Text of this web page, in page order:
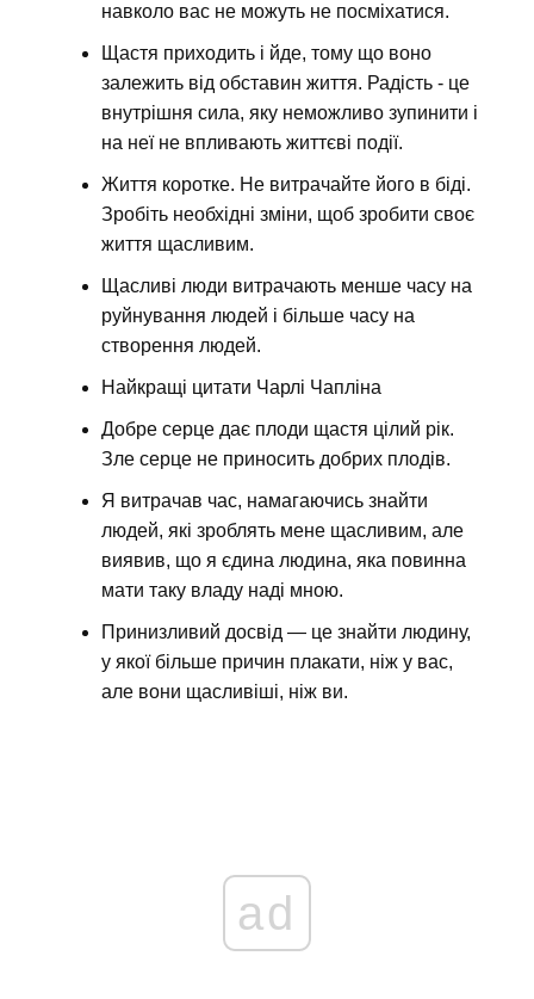
навколо вас не можуть не посміхатися.
Щастя приходить і йде, тому що воно
залежить від обставин життя. Радість - це
внутрішня сила, яку неможливо зупинити і
на неї не впливають життєві події.
Життя коротке. Не витрачайте його в біді.
Зробіть необхідні зміни, щоб зробити своє
життя щасливим.
Щасливі люди витрачають менше часу на
руйнування людей і більше часу на
створення людей.
Найкращі цитати Чарлі Чапліна
Добре серце дає плоди щастя цілий рік.
Зле серце не приносить добрих плодів.
Я витрачав час, намагаючись знайти
людей, які зроблять мене щасливим, але
виявив, що я єдина людина, яка повинна
мати таку владу наді мною.
Принизливий досвід — це знайти людину,
у якої більше причин плакати, ніж у вас,
але вони щасливіші, ніж ви.
ad